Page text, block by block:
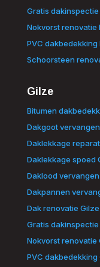
Gratis dakinspectie
Nokvorst renovatie
PVC dakbedekking
Schoorsteen
Gilze
Bitumen
Dakgoot
Daklekkage
Daklekkage spoed
Daklood
Dakpannen
Dak renovatie Gilze
Gratis dakinspectie
Nokvorst renovatie
PVC dakbedekking